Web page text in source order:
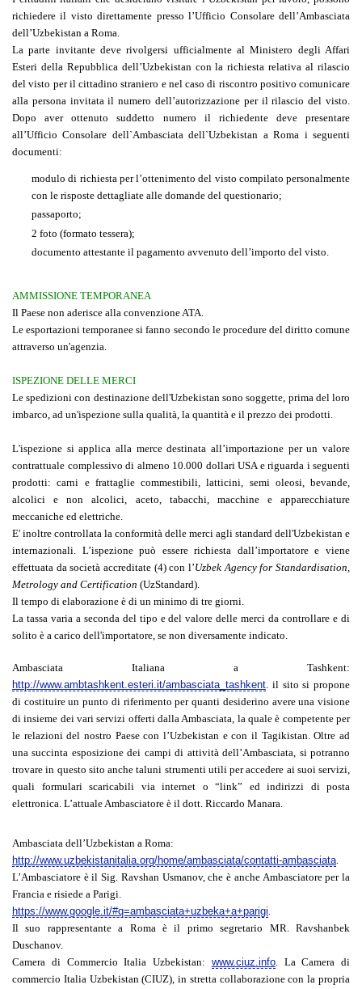
richiedere il visto direttamente presso l’Ufficio Consolare dell’Ambasciata
dell’Uzbekistan a Roma.
La parte invitante deve rivolgersi ufficialmente al Ministero degli Affari
Esteri della Repubblica dell’Uzbekistan con la richiesta relativa al rilascio
del visto per il cittadino straniero e nel caso di riscontro positivo comunicare
alla persona invitata il numero dell’autorizzazione per il rilascio del visto.
Dopo aver ottenuto suddetto numero il richiedente deve presentare
all’Ufficio Consolare dell`Ambasciata dell`Uzbekistan a Roma i seguenti
documenti:
modulo di richiesta per l’ottenimento del visto compilato personalmente
con le risposte dettagliate alle domande del questionario;
passaporto;
2 foto (formato tessera);
documento attestante il pagamento avvenuto dell’importo del visto.
AMMISSIONE TEMPORANEA
Il Paese non aderisce alla convenzione ATA.
Le esportazioni temporanee si fanno secondo le procedure del diritto comune
attraverso un'agenzia.
ISPEZIONE DELLE MERCI
Le spedizioni con destinazione dell'Uzbekistan sono soggette, prima del loro
imbarco, ad un'ispezione sulla qualità, la quantità e il prezzo dei prodotti.
L'ispezione si applica alla merce destinata all’importazione per un valore
contrattuale complessivo di almeno 10.000 dollari USA e riguarda i seguenti
prodotti: carni e frattaglie commestibili, latticini, semi oleosi, bevande,
alcolici e non alcolici, aceto, tabacchi, macchine e apparecchiature
meccaniche ed elettriche.
E' inoltre controllata la conformità delle merci agli standard dell'Uzbekistan e
internazionali. L’ispezione può essere richiesta dall’importatore e viene
effettuata da società accreditate (4) con l’Uzbek Agency for Standardisation,
Metrology and Certification (UzStandard).
Il tempo di elaborazione è di un minimo di tre giorni.
La tassa varia a seconda del tipo e del valore delle merci da controllare e di
solito è a carico dell'importatore, se non diversamente indicato.
Ambasciata Italiana a Tashkent:
http://www.ambtashkent.esteri.it/ambasciata_tashkent. il sito si propone
di costituire un punto di riferimento per quanti desiderino avere una visione
di insieme dei vari servizi offerti dalla Ambasciata, la quale è competente per
le relazioni del nostro Paese con l’Uzbekistan e con il Tagikistan. Oltre ad
una succinta esposizione dei campi di attività dell’Ambasciata, si potranno
trovare in questo sito anche taluni strumenti utili per accedere ai suoi servizi,
quali formulari scaricabili via internet o “link” ed indirizzi di posta
elettronica. L’attuale Ambasciatore è il dott. Riccardo Manara.
Ambasciata dell’Uzbekistan a Roma:
http://www.uzbekistanitalia.org/home/ambasciata/contatti-ambasciata.
L’Ambasciatore è il Sig. Ravshan Usmanov, che è anche Ambasciatore per la
Francia e risiede a Parigi.
https://www.google.it/#q=ambasciata+uzbeka+a+parigi.
Il suo rappresentante a Roma è il primo segretario MR. Ravshanbek
Duschanov.
Camera di Commercio Italia Uzbekistan: www.ciuz.info. La Camera di
commercio Italia Uzbekistan (CIUZ), in stretta collaborazione con la propria